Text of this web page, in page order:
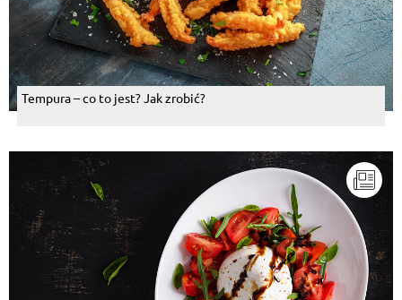
Tempura – co to jest? Jak zrobić?